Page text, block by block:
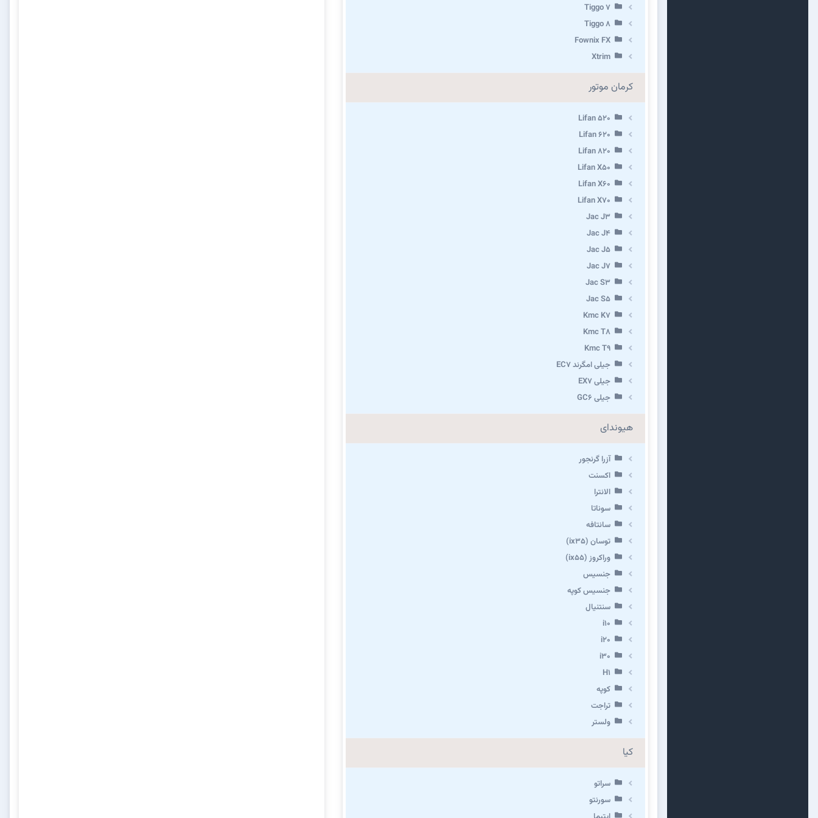
Tiggo 7
Tiggo 8
Fownix FX
Xtrim
کرمان موتور
Lifan 520
Lifan 620
Lifan 820
Lifan X50
Lifan X60
Lifan X70
Jac J3
Jac J4
Jac J5
Jac J7
Jac S3
Jac S5
Kmc K7
Kmc T8
Kmc T9
جیلی امگرند EC7
جیلی EX7
جیلی GC6
هیوندای
آزرا گرنجور
اکسنت
الانترا
سوناتا
سانتافه
توسان (ix35)
وراکروز (ix55)
جنسیس
جنسیس کوپه
سنتنیال
i10
i20
i30
H1
کوپه
تراجت
ولستر
کیا
سراتو
سورنتو